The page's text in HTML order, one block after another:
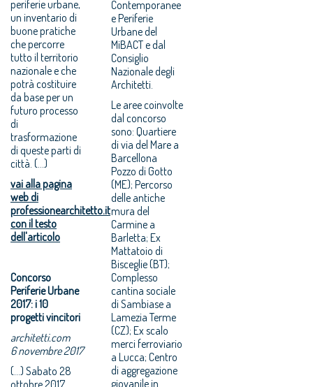
periferie urbane,
un inventario di
buone pratiche
che percorre
tutto il territorio
nazionale e che
potrà costituire
da base per un
futuro processo
di
trasformazione
di queste parti di
città. (...)
vai alla pagina
web di
professionearchitetto.it
con il testo
dell'articolo
Concorso
Periferie Urbane
2017: i 10
progetti vincitori
architetti.com
6 novembre 2017
(...) Sabato 28
ottobre 2017,
Contemporanee
e Periferie
Urbane del
MiBACT e dal
Consiglio
Nazionale degli
Architetti.
Le aree coinvolte
dal concorso
sono: Quartiere
di via del Mare a
Barcellona
Pozzo di Gotto
(ME); Percorso
delle antiche
mura del
Carmine a
Barletta; Ex
Mattatoio di
Bisceglie (BT);
Complesso
cantina sociale
di Sambiase a
Lamezia Terme
(CZ); Ex scalo
merci ferroviario
a Lucca; Centro
di aggregazione
giovanile in